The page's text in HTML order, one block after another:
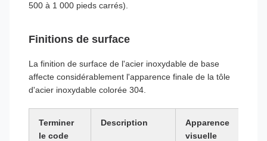
500 à 1 000 pieds carrés).
Finitions de surface
La finition de surface de l'acier inoxydable de base
affecte considérablement l'apparence finale de la tôle
d'acier inoxydable colorée 304.
Terminer
le code
Description
Apparence
visuelle